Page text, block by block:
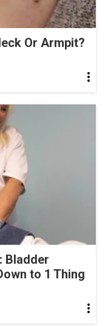
Or Armpit?
Bladder
to 1 Thing